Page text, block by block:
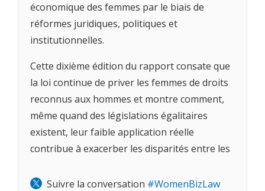
économique des femmes par le biais de
réformes juridiques, politiques et
institutionnelles.
Cette dixième édition du rapport consate que
la loi continue de priver les femmes de droits
reconnus aux hommes et montre comment,
même quand des législations égalitaires
existent, leur faible application réelle
contribue à exacerber les disparités entre les
réformes juridiques qui concourent à l’égalité
Suivre la conversation #WomenBizLaw